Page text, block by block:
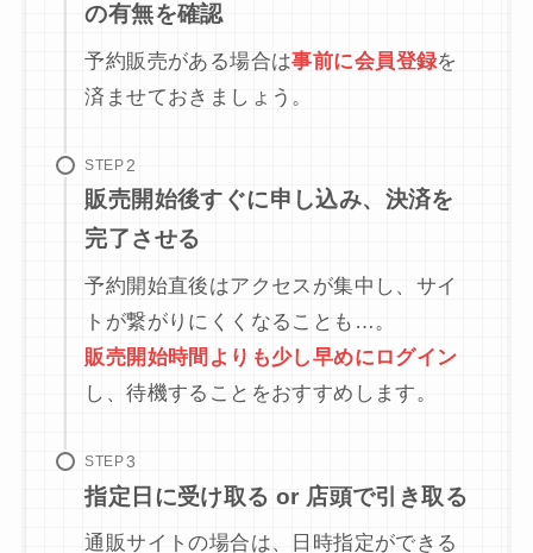
の有無を確認
予約販売がある場合は事前に会員登録を
済ませておきましょう。
STEP
販売開始後すぐに申し込み、決済を
完了させる
予約開始直後はアクセスが集中し、サイ
トが繋がりにくくなることも…。
販売開始時間よりも少し早めにログイン
し、待機することをおすすめします。
STEP
指定日に受け取る or 店頭で引き取る
通販サイトの場合は、日時指定ができる